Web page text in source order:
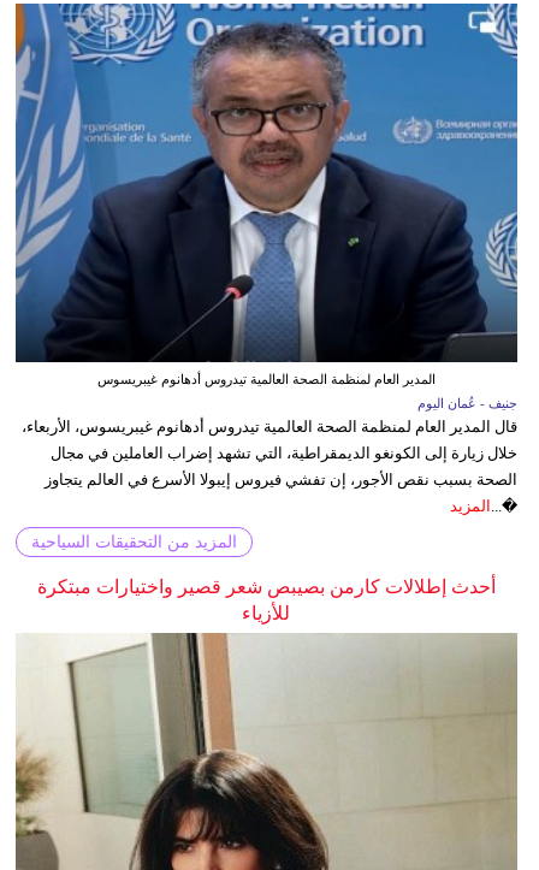
المدير العام لمنظمة الصحة العالمية تيدروس أدهانوم غيبريسوس
جنيف - عُمان اليوم
قال المدير العام لمنظمة الصحة العالمية تيدروس أدهانوم غيبريسوس، الأربعاء،
خلال زيارة إلى الكونغو الديمقراطية، التي تشهد إضراب العاملين في مجال
الصحة بسبب نقص الأجور، إن تفشي فيروس إيبولا الأسرع في العالم يتجاوز
�... المزيد
المزيد من التحقيقات السياحية
أحدث إطلالات كارمن بصيبص شعر قصير واختيارات مبتكرة
للأزياء